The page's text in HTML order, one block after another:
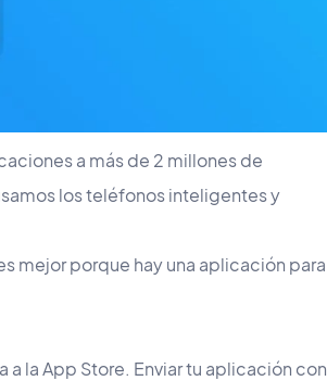
a más de 2 millones de
los teléfonos inteligentes y
mejor porque hay una aplicación para
a la App Store. Enviar tu aplicación con